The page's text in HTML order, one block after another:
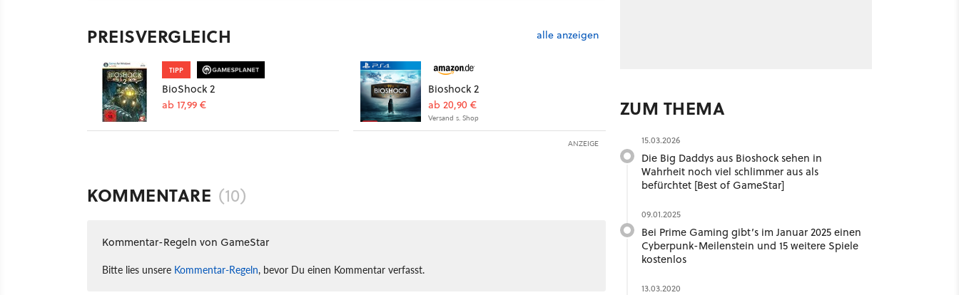
PREISVERGLEICH alle anzeigen
TIPP
BioShock 2
ab 17,99 €
Bioshock 2
ab 20,90 €
Versand s. Shop
ANZEIGE
KOMMENTARE (10)
Kommentar-Regeln von GameStar
Bitte lies unsere Kommentar-Regeln, bevor Du einen Kommentar verfasst.
ZUM THEMA
15.03.2026
Die Big Daddys aus Bioshock sehen in
Wahrheit noch viel schlimmer aus als
befürchtet [Best of GameStar]
09.01.2025
Bei Prime Gaming gibt’s im Januar 2025 einen
Cyberpunk-Meilenstein und 15 weitere Spiele
kostenlos
13.03.2020